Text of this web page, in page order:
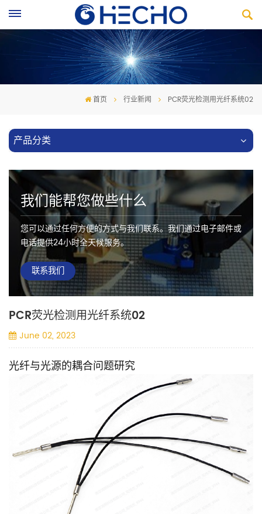
首页 行业新闻 PCR荧光检测用光纤系统02
产品分类
我们能帮您做些什么
您可以通过任何方便的方式与我们联系。我们通过电子邮件或
电话提供24小时全天候服务。
联系我们
PCR荧光检测用光纤系统02
June 02, 2023
光纤与光源的耦合问题研究